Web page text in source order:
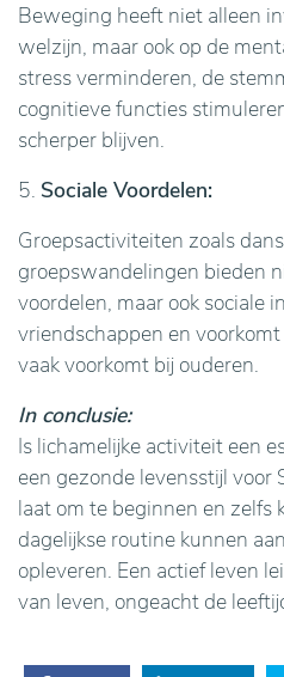
Beweging heeft niet alleen
welzijn, maar ook op de
stress verminderen, de
cognitieve functies
scherper blijven.
5. Sociale Voordelen:
Groepsactiviteiten zoals
groepswandelingen bieden
voordelen, maar ook sociale
vriendschappen en
vaak voorkomt bij ouderen.
In conclusie:
Is lichamelijke activiteit een
een gezonde levensstijl voor
laat om te beginnen en zelfs
dagelijkse routine kunnen
opleveren. Een actief leven
van leven, ongeacht de